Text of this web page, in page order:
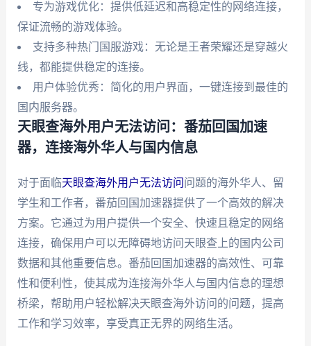
专为游戏优化：提供低延迟和高稳定性的网络连接，
保证流畅的游戏体验。
支持多种热门国服游戏：无论是王者荣耀还是穿越火
线，都能提供稳定的连接。
用户体验优秀：简化的用户界面，一键连接到最佳的
国内服务器。
天眼查海外用户无法访问：番茄回国加速
器，连接海外华人与国内信息
对于面临天眼查海外用户无法访问 问题的海外华人、留
学生和工作者，番茄回国加速器提供了一个高效的解决
方案。它通过为用户提供一个安全、快速且稳定的网络
连接，确保用户可以无障碍地访问天眼查上的国内公司
数据和其他重要信息。番茄回国加速器的高效性、可靠
性和便利性，使其成为连接海外华人与国内信息的理想
桥梁，帮助用户轻松解决天眼查海外访问的问题，提高
工作和学习效率，享受真正无界的网络生活。